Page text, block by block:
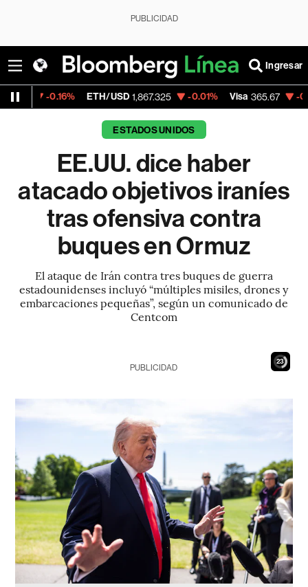
PUBLICIDAD
Ingresar
ETH/USD 1,867.325 -0.01% Visa 365.67 -0.13%
ESTADOS UNIDOS
EE.UU. dice haber
atacado objetivos iraníes
tras ofensiva contra
buques en Ormuz
El ataque de Irán contra tres buques de guerra
estadounidenses incluyó “múltiples misiles, drones y
embarcaciones pequeñas”, según un comunicado de
Centcom
21
PUBLICIDAD